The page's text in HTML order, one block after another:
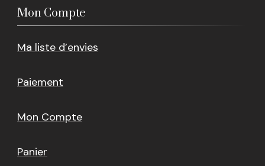
Mon Compte
Ma liste d’envies
Paiement
Mon Compte
Panier